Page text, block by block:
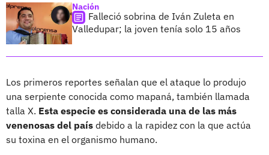
Nación
Falleció sobrina de Iván Zuleta en
Valledupar; la joven tenía solo 15 años
Los primeros reportes señalan que el ataque lo produjo
una serpiente conocida como mapaná, también llamada
talla X. Esta especie es considerada una de las más
venenosas del país debido a la rapidez con la que actúa
su toxina en el organismo humano.